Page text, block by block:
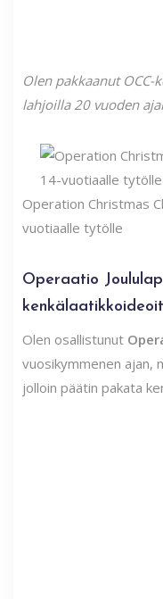
Olen pakkaanut
lahjoilla 20 vuoden
Operation Christmas
vuotiaalle tytölle
Operaatio
Olen osallistunut
vuosikymmenen ajan,
jolloin päätin pakata